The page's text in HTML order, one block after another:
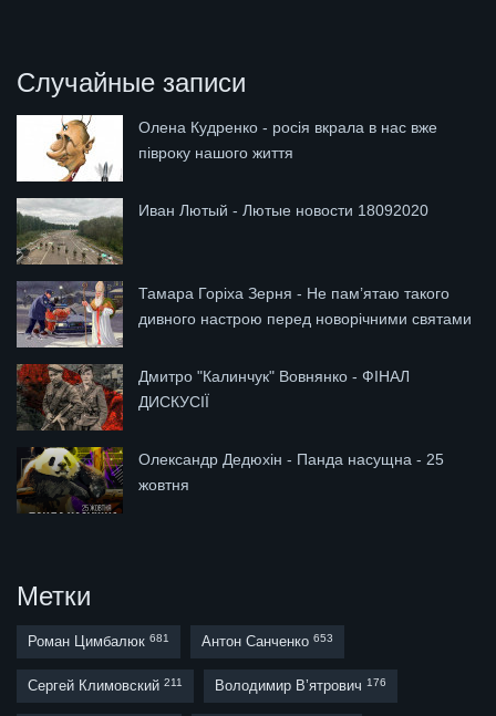
Случайные записи
Олена Кудренко - росія вкрала в нас вже
півроку нашого життя
Иван Лютый - Лютые новости 18092020
Тамара Горіха Зерня - Не пам’ятаю такого
дивного настрою перед новорічними святами
Дмитро "Калинчук" Вовнянко - ФІНАЛ
ДИСКУСІЇ
Олександр Дедюхін - Панда насущна - 25
жовтня
Метки
Роман Цимбалюк 681 Антон Санченко 653
Сергей Климовский 211 Володимир В’ятрович 176